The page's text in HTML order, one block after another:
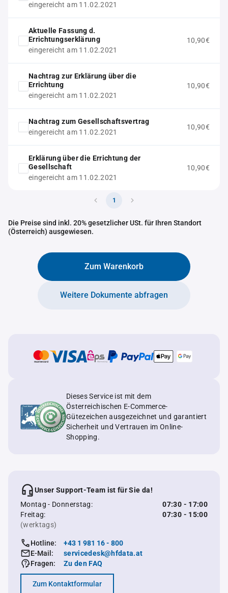
eingereicht am 11.02.2021
Aktuelle Fassung d.
Errichtungserklärung
eingereicht am 11.02.2021
10,90€
Nachtrag zur Erklärung über die
Errichtung
eingereicht am 11.02.2021
10,90€
Nachtrag zum Gesellschaftsvertrag
eingereicht am 11.02.2021
10,90€
Erklärung über die Errichtung der
Gesellschaft
eingereicht am 11.02.2021
10,90€
1
Die Preise sind inkl. 20% gesetzlicher USt. für Ihren Standort
(Österreich) ausgewiesen.
Zum Warenkorb
Weitere Dokumente abfragen
Dieses Service ist mit dem
Österreichischen E-Commerce-
Gütezeichen ausgezeichnet und garantiert
Sicherheit und Vertrauen im Online-
Shopping.
Unser Support-Team ist für Sie da!
Montag - Donnerstag:
07:30 - 17:00
Freitag:
07:30 - 15:00
(werktags)
Hotline:
+43 1 981 16 - 800
E-Mail:
servicedesk@hfdata.at
Fragen:
Zu den FAQ
Zum Kontaktformular